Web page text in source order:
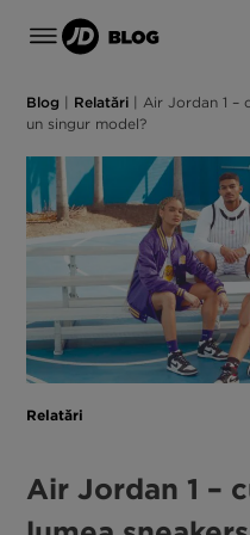
Blog | Relatări | Air Jordan 1 –
un singur model?
Relatări
Air Jordan 1 –